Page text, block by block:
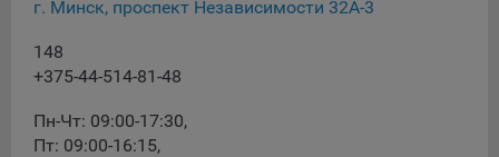
конфиденциальности Яндекс.
Google Analytics – сервис веб-аналитики,
предоставляемый компанией Google, Inc. Адрес: Google,
Mountain View, CA 94043, USA.
конфиденциальности Google.
г. Минск, проспект Независимости 32А-3
148
+375-44-514-81-48
Пн-Чт: 09:00-17:30,
Пт: 09:00-16:15,